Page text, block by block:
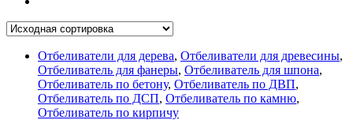
Отбеливатели для дерева, Отбеливатели для древесины,
Отбеливатель для фанеры, Отбеливатель для шпона,
Отбеливатель по бетону, Отбеливатель по ДВП,
Отбеливатель по ДСП, Отбеливатель по камню,
Отбеливатель по кирпичу